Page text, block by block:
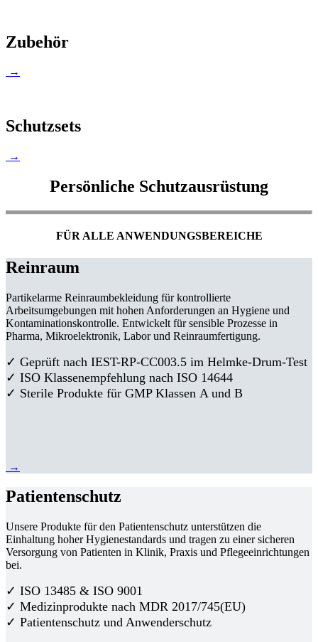
Zubehör
→
Schutzsets
→
Persönliche Schutzausrüstung
FÜR ALLE ANWENDUNGSBEREICHE
Reinraum
Partikelarme Reinraumbekleidung für kontrollierte
Arbeitsumgebungen mit hohen Anforderungen an Hygiene und
Kontaminationskontrolle. Entwickelt für sensible Prozesse in
Pharma, Mikroelektronik, Labor und Reinraumfertigung.
✓ Geprüft nach IEST-RP-CC003.5 im Helmke-Drum-Test
✓ ISO Klassenempfehlung nach ISO 14644
✓ Sterile Produkte für GMP Klassen A und B
→
Patientenschutz
Unsere Produkte für den Patientenschutz unterstützen die
Einhaltung hoher Hygienestandards und tragen zu einer sicheren
Versorgung von Patienten in Klinik, Praxis und Pflegeeinrichtungen
bei.
✓ ISO 13485 & ISO 9001
✓ Medizinprodukte nach MDR 2017/745(EU)
✓ Patientenschutz und Anwenderschutz